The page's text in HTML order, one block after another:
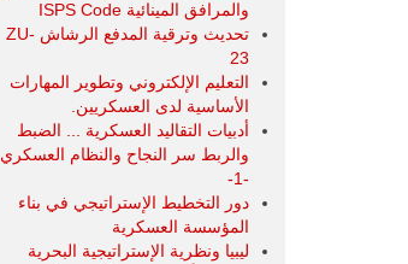
والمرافق المينائية ISPS Code
تحديث وترقية المدفع الرشاش ZU-
23
التعليم الإلكتروني وتطوير المهارات
الأساسية لدى العسكريين.
أدبيات التقاليد العسكرية ... الضبط
والربط سر النجاح والنظام العسكري
-1-
دور التخطيط الإستراتيجي في بناء
المؤسسة العسكرية
ليبيا ونظرية الإستراتيجية البحرية